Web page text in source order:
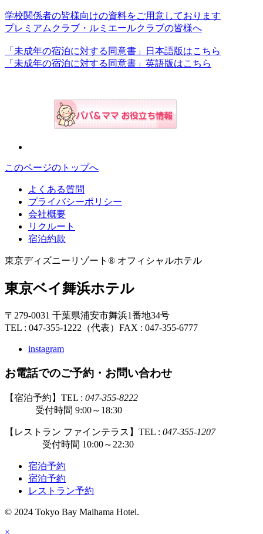
学校関係者の皆様向けの資料をご用意しております
プレミアムクラブ・ルミエールクラブの皆様へ
「未成年の宿泊に対する同意書」日本語版はこちら
「未成年の宿泊に対する同意書」英語版はこちら
このページのトップへ
よくある質問
プライバシーポリシー
会社概要
リクルート
宿泊約款
東京ディズニーリゾート® オフィシャルホテル
東京ベイ舞浜ホテル
〒279-0031 千葉県浦安市舞浜1番地34号
TEL : 047-355-1222（代表） FAX : 047-355-6777
instagram
お電話でのご予約・お問い合わせ
【宿泊予約】TEL : 047-355-8222
受付時間 9:00～18:30
【レストラン ファインテラス】TEL : 047-355-1207
受付時間 10:00～22:30
宿泊予約
宿泊予約
レストラン予約
© 2024 Tokyo Bay Maihama Hotel.
×